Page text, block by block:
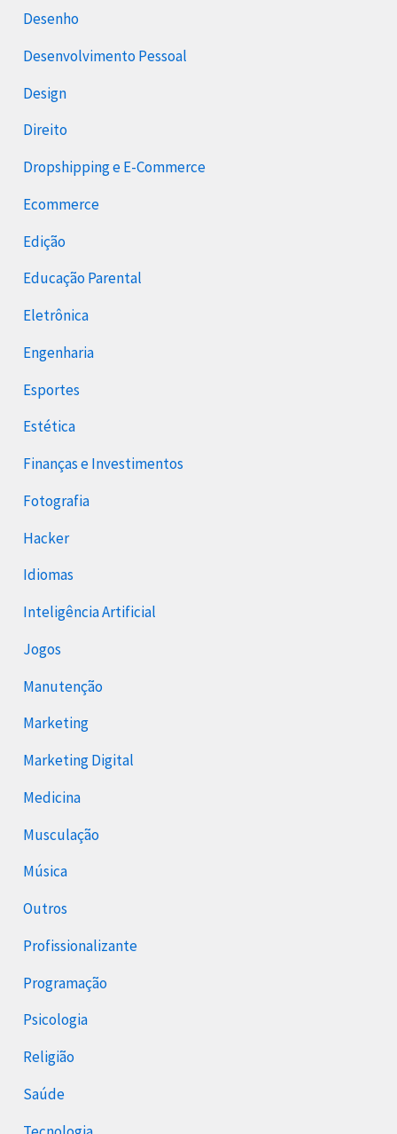
Desenho
Desenvolvimento Pessoal
Design
Direito
Dropshipping e E-Commerce
Ecommerce
Edição
Educação Parental
Eletrônica
Engenharia
Esportes
Estética
Finanças e Investimentos
Fotografia
Hacker
Idiomas
Inteligência Artificial
Jogos
Manutenção
Marketing
Marketing Digital
Medicina
Musculação
Música
Outros
Profissionalizante
Programação
Psicologia
Religião
Saúde